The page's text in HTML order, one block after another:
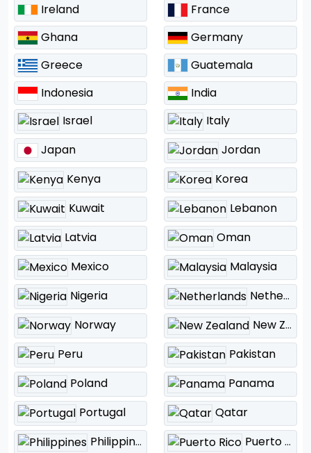
Ireland
France
Ghana
Germany
Greece
Guatemala
Indonesia
India
Israel
Italy
Japan
Jordan
Kenya
Korea
Kuwait
Lebanon
Latvia
Oman
Mexico
Malaysia
Nigeria
Netherlands
Norway
New Zealand
Peru
Pakistan
Poland
Panama
Portugal
Qatar
Philippines
Puerto Rico